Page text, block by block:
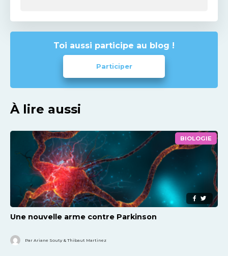
Toi aussi participe au blog !
Participer
À lire aussi
BIOLOGIE
Une nouvelle arme contre Parkinson
Par Ariane Souty & Thibaut Martinez